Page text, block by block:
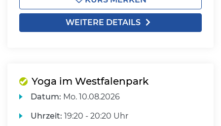
WEITERE DETAILS
Yoga im Westfalenpark
Datum: Mo. 10.08.2026
Uhrzeit: 19:20 - 20:20 Uhr